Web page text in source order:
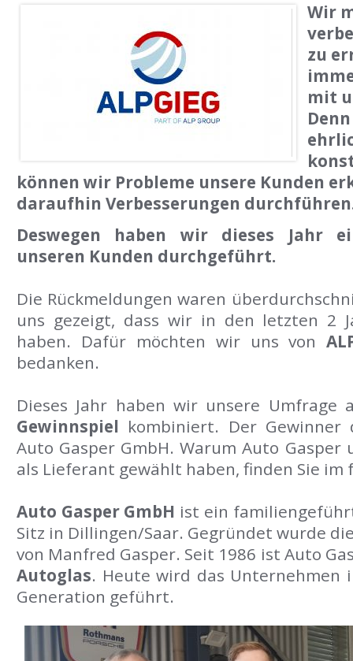
Wir
zu
mit
können wir Probleme unsere Kunden
daraufhin Verbesserungen
Deswegen haben wir dieses Jahr
unseren Kunden durchgeführt.
Die Rückmeldungen waren
uns gezeigt, dass wir in den letzten 2
haben. Dafür möchten wir uns von
bedanken.
Dieses Jahr haben wir unsere Umfrage
Gewinnspiel kombiniert. Der
Auto Gasper GmbH. Warum Auto Gasper
als Lieferant gewählt haben, finden Sie
Auto Gasper GmbH ist ein
Sitz in Dillingen/Saar. Gegründet wurde
von Manfred Gasper. Seit 1986 ist Auto
Autoglas. Heute wird das
Generation geführt.